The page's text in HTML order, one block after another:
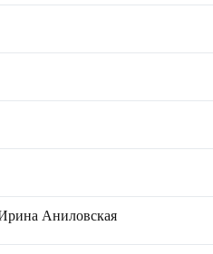
Аниловская